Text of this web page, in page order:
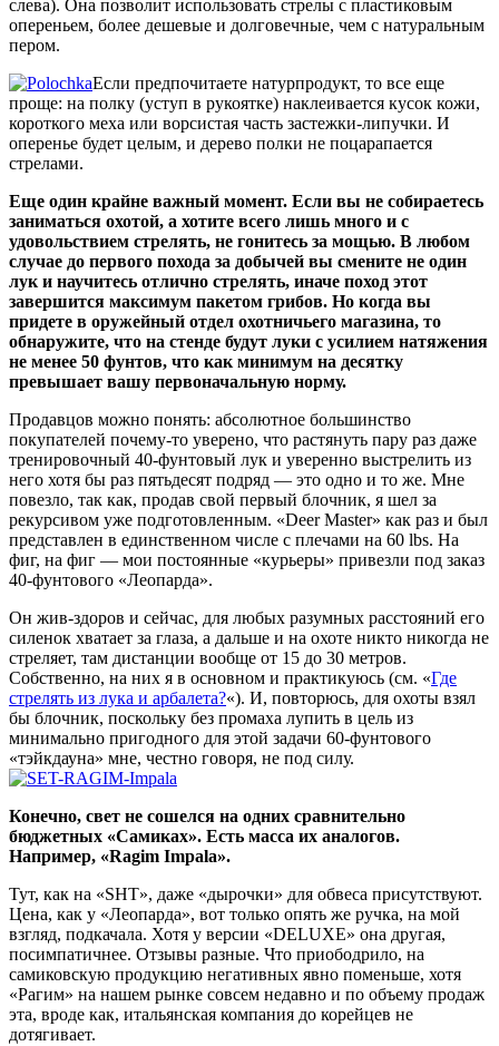
слева). Она позволит использовать стрелы с пластиковым
опереньем, более дешевые и долговечные, чем с натуральным
пером.
Если предпочитаете натурпродукт, то все еще
проще: на полку (уступ в рукоятке) наклеивается кусок кожи,
короткого меха или ворсистая часть застежки-липучки. И
оперенье будет целым, и дерево полки не поцарапается
стрелами.
Еще один крайне важный момент. Если вы не собираетесь
заниматься охотой, а хотите всего лишь много и с
удовольствием стрелять, не гонитесь за мощью. В любом
случае до первого похода за добычей вы смените не один
лук и научитесь отлично стрелять, иначе поход этот
завершится максимум пакетом грибов. Но когда вы
придете в оружейный отдел охотничьего магазина, то
обнаружите, что на стенде будут луки с усилием натяжения
не менее 50 фунтов, что как минимум на десятку
превышает вашу первоначальную норму.
Продавцов можно понять: абсолютное большинство
покупателей почему-то уверено, что растянуть пару раз даже
тренировочный 40-фунтовый лук и уверенно выстрелить из
него хотя бы раз пятьдесят подряд — это одно и то же. Мне
повезло, так как, продав свой первый блочник, я шел за
рекурсивом уже подготовленным. «Deer Master» как раз и был
представлен в единственном числе с плечами на 60 lbs. На
фиг, на фиг — мои постоянные «курьеры» привезли под заказ
40-фунтового «Леопарда».
Он жив-здоров и сейчас, для любых разумных расстояний его
силенок хватает за глаза, а дальше и на охоте никто никогда не
стреляет, там дистанции вообще от 15 до 30 метров.
Собственно, на них я в основном и практикуюсь (см. «Где
стрелять из лука и арбалета?«). И, повторюсь, для охоты взял
бы блочник, поскольку без промаха лупить в цель из
минимально пригодного для этой задачи 60-фунтового
«тэйкдауна» мне, честно говоря, не под силу.
Конечно, свет не сошелся на одних сравнительно
бюджетных «Самиках». Есть масса их аналогов.
Например, «Ragim Impala».
Тут, как на «SHT», даже «дырочки» для обвеса присутствуют.
Цена, как у «Леопарда», вот только опять же ручка, на мой
взгляд, подкачала. Хотя у версии «DELUXE» она другая,
посимпатичнее. Отзывы разные. Что приободрило, на
самиковскую продукцию негативных явно поменьше, хотя
«Рагим» на нашем рынке совсем недавно и по объему продаж
эта, вроде как, итальянская компания до корейцев не
дотягивает.